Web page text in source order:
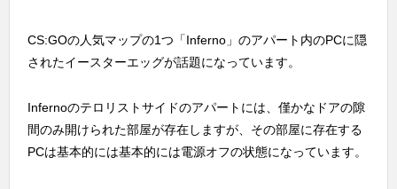
CS:GOの人気マップの1つ「Inferno」のアパート内のPCに隠
されたイースターエッグが話題になっています。
Infernoのテロリストサイドのアパートには、僅かなドアの隙
間のみ開けられた部屋が存在しますが、その部屋に存在する
PCは基本的には基本的には電源オフの状態になっています。